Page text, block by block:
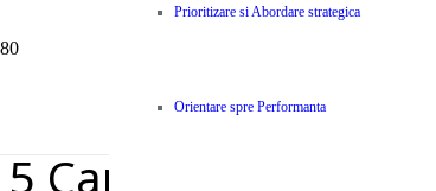
Prioritizare si Abordare strategica
Orientare spre Performanta
5 Caracteristici ale